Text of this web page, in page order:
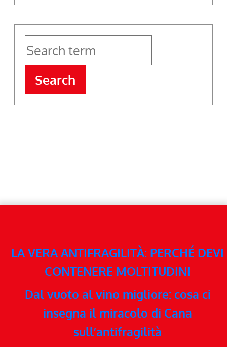
Search
LA VERA ANTIFRAGILITÀ: PERCHÉ DEVI
CONTENERE MOLTITUDINI
Dal vuoto al vino migliore: cosa ci
insegna il miracolo di Cana
sull’antifragilità